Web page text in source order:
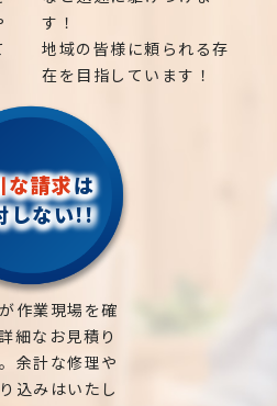
す！
地域の皆様に頼られる存
在を目指しています！
な請求は
しない!!
作業現場を確
細なお見積り
余計な修理や
込みはいたし